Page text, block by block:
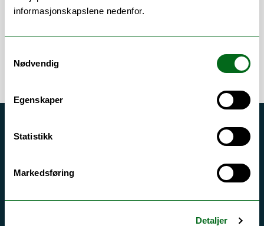
informasjonskapslene nedenfor.
Nødvendig
Egenskaper
Statistikk
Markedsføring
Detaljer
Akutt hjelp
Driftsmeldinger
Sikkerhet, beredskap og personvern